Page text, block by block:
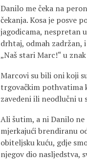
Danilo me čeka na
čekanja. Kosa je posve
jagodicama, nespretan
drhtaj, odmah zadržan,
„Naš stari Marc!“ u
Marcovi su bili oni koji
trgovačkim pothvatima
zavedeni ili neodlučni u
Ali šutim, a ni Danilo ne
mjerkajući brendiranu
obiteljsku kuću, gdje
njegov dio nasljedstva,